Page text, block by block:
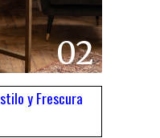
02
y Frescura